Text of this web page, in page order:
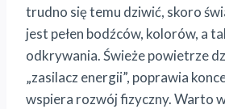
trudno się temu dziwić, skoro
jest pełen bodźców, kolorów, a
odkrywania. Świeże powietrze
„zasilacz energii”, poprawia
wspiera rozwój fizyczny. Warto